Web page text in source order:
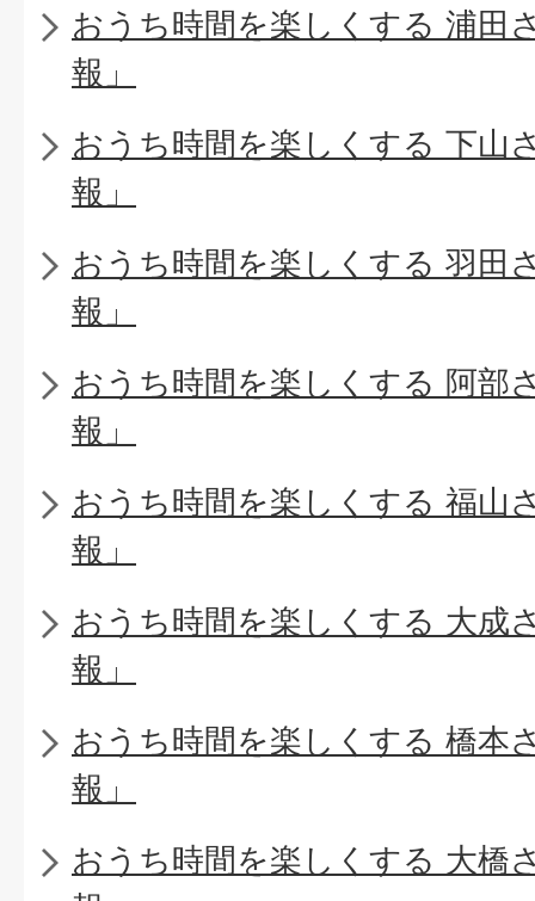
おうち時間を楽しくする 浦田
報」
おうち時間を楽しくする 下山
報」
おうち時間を楽しくする 羽田
報」
おうち時間を楽しくする 阿部
報」
おうち時間を楽しくする 福山
報」
おうち時間を楽しくする 大成
報」
おうち時間を楽しくする 橋本
報」
おうち時間を楽しくする 大橋